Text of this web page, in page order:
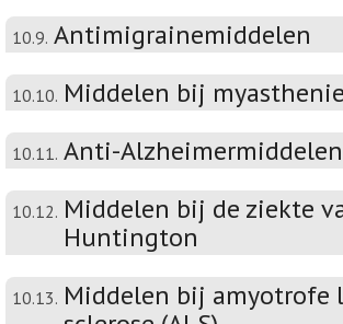
10.9. Antimigrainemiddelen
10.10. Middelen bij myasthenie
10.11. Anti-Alzheimermiddelen
10.12. Middelen bij de ziekte
Huntington
10.13. Middelen bij amyotrofe